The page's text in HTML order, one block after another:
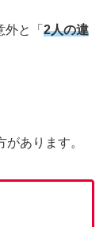
と「 2人の違
あります。